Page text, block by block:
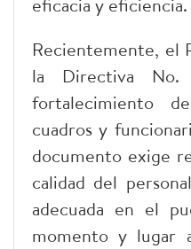
eficacia y eficiencia.
Recientemente, el
la Directiva No.
fortalecimiento
cuadros y
documento exige
calidad del
adecuada en el
momento y lugar